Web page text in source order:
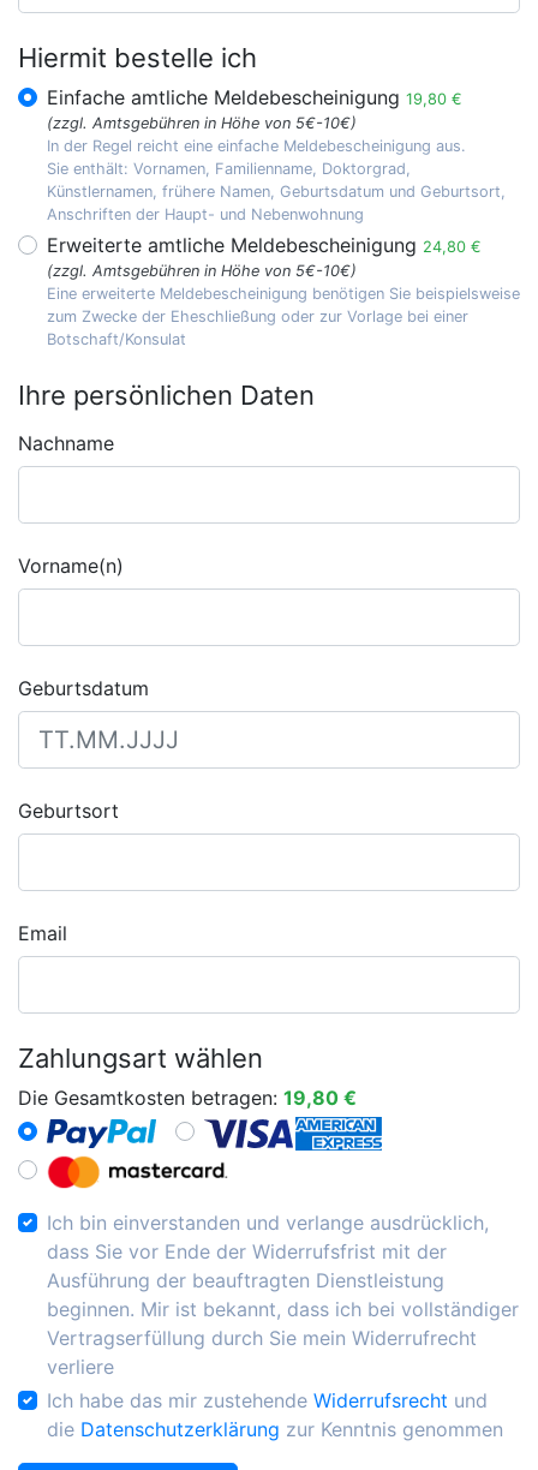
Hiermit bestelle ich
Einfache amtliche Meldebescheinigung 19,80 €
(zzgl. Amtsgebühren in Höhe von 5€-10€)
In der Regel reicht eine einfache Meldebescheinigung aus.
Sie enthält: Vornamen, Familienname, Doktorgrad,
Künstlernamen, frühere Namen, Geburtsdatum und Geburtsort,
Anschriften der Haupt- und Nebenwohnung
Erweiterte amtliche Meldebescheinigung 24,80 €
(zzgl. Amtsgebühren in Höhe von 5€-10€)
Eine erweiterte Meldebescheinigung benötigen Sie beispielsweise
zum Zwecke der Eheschließung oder zur Vorlage bei einer
Botschaft/Konsulat
Ihre persönlichen Daten
Nachname
Vorname(n)
Geburtsdatum
Geburtsort
Email
Zahlungsart wählen
Die Gesamtkosten betragen: 19,80 €
Ich bin einverstanden und verlange ausdrücklich,
dass Sie vor Ende der Widerrufsfrist mit der
Ausführung der beauftragten Dienstleistung
beginnen. Mir ist bekannt, dass ich bei vollständiger
Vertragserfüllung durch Sie mein Widerrufrecht
verliere
Ich habe das mir zustehende Widerrufsrecht und
die Datenschutzerklärung zur Kenntnis genommen